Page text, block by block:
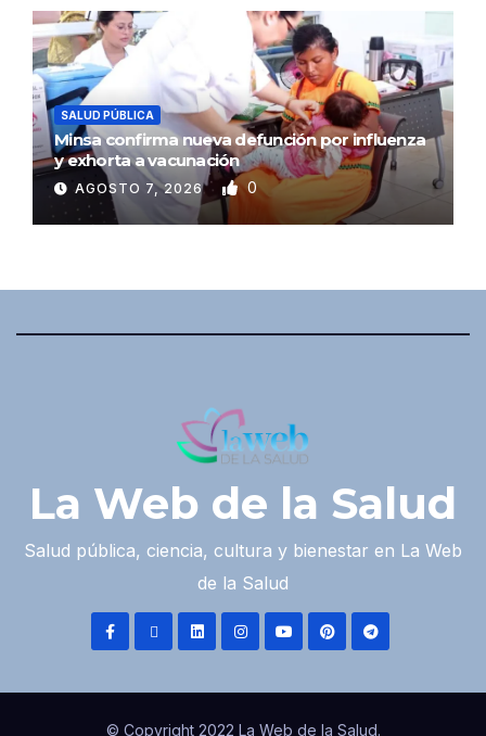
SALUD PÚBLICA
Minsa confirma nueva defunción por influenza
y exhorta a vacunación
AGOSTO 7, 2026 0
La Web de la Salud
Salud pública, ciencia, cultura y bienestar en La Web
de la Salud
© Copyright 2022 La Web de la Salud.